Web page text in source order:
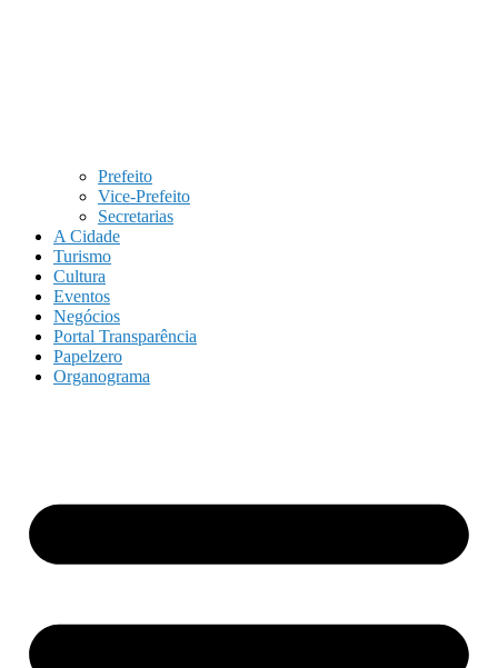
Prefeito
Vice-Prefeito
Secretarias
A Cidade
Turismo
Cultura
Eventos
Negócios
Portal Transparência
Papelzero
Organograma